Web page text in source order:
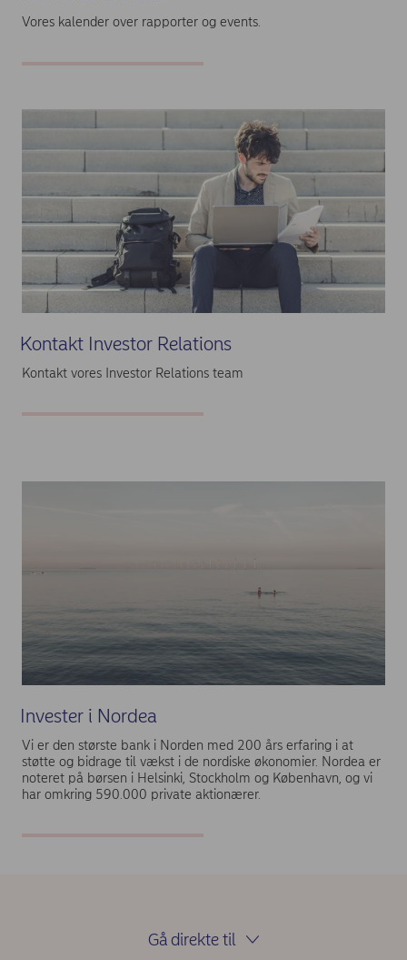
Vores kalender over rapporter og events.
Kontakt Investor Relations
Kontakt vores Investor Relations team
Invester i Nordea
Vi er den største bank i Norden med 200 års erfaring i at
støtte og bidrage til vækst i de nordiske økonomier. Nordea er
noteret på børsen i Helsinki, Stockholm og København, og vi
har omkring 590.000 private aktionærer.
Gå direkte til